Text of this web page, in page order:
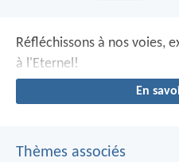
Réfléchissons à nos voies,
à l'Eternel!
En
Thèmes associés